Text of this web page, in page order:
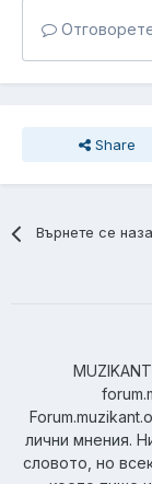
Share
Върнете се
лични мнения.
словото, но